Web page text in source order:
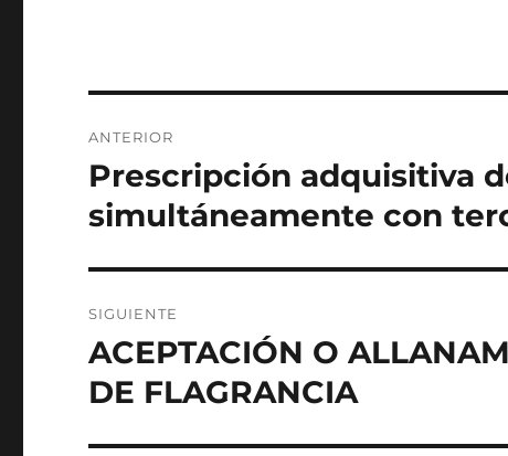
de
entradas
ANTERIOR
Entrada
anterior:
Prescripción adquisitiva
simultáneamente con
SIGUIENTE
Entrada
siguiente:
ACEPTACIÓN O
DE FLAGRANCIA